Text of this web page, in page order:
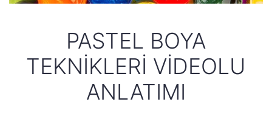
PASTEL BOYA
TEKNIKLERI VIDEOLU
ANLATIMI